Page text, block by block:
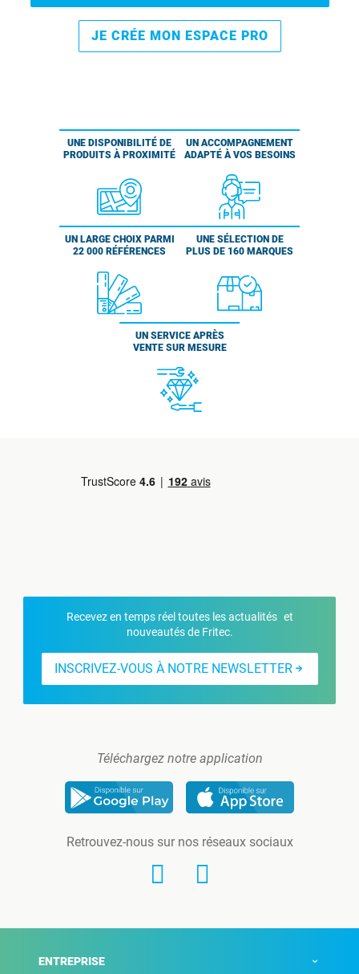
JE CRÉE MON ESPACE PRO
UNE DISPONIBILITÉ DE
PRODUITS À PROXIMITÉ
UN ACCOMPAGNEMENT
ADAPTÉ À VOS BESOINS
UN LARGE CHOIX PARMI
22 000 RÉFÉRENCES
UNE SÉLECTION DE
PLUS DE 160 MARQUES
UN SERVICE APRÈS
VENTE SUR MESURE
Recevez en temps réel toutes les actualités et
nouveautés de Fritec.
INSCRIVEZ-VOUS À NOTRE NEWSLETTER
Téléchargez notre application
Retrouvez-nous sur nos réseaux sociaux
ENTREPRISE